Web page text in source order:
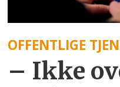
OFFENTLIGE
– Ikke